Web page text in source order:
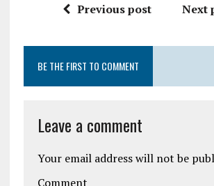
Previous post Next
BE THE FIRST TO COMMENT
Leave a comment
Your email address will not be
Comment